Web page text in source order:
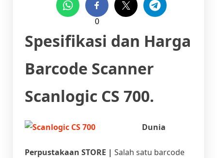
0
Spesifikasi dan Harga
Barcode Scanner
Scanlogic CS 700.
Dunia
Perpustakaan STORE | Salah satu barcode